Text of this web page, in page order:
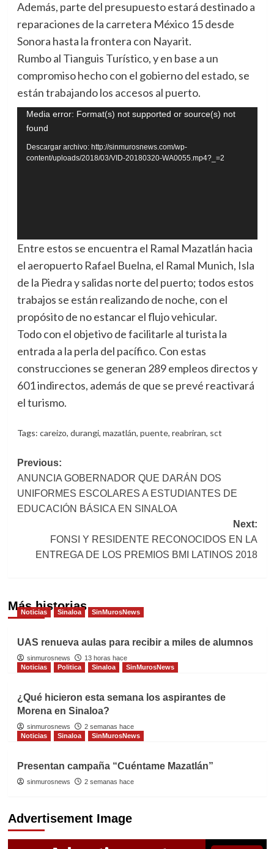
Además, parte del presupuesto estará destinado a
reparaciones de la carretera México 15 desde
Sonora hasta la frontera con Nayarit.
Rumbo al Tianguis Turístico, y en base a un
compromiso hecho con el gobierno del estado, se
están trabajando los accesos al puerto.
Reproductor
de
vídeo
Media error: Format(s) not supported or source(s) not
found
Descargar archivo: http://sinmurosnews.com/wp-
content/uploads/2018/03/VID-20180320-WA0055.mp4?_=2
Entre estos se encuentra el Ramal Mazatlán hacia
el aeropuerto Rafael Buelna, el Ramal Munich, Isla
de la Piedra y salidas norte del puerto; todos estos
trabajos se están realizando de noche, con el
propósito de no estancar el flujo vehicular.
Todo con el objetivo de facilitarle al turista la
entrada a la perla del pacífico. Con estas
construcciones se generan 289 empleos directos y
601 indirectos, además de que se prevé reactivará
el turismo.
Tags: careizo, durangi, mazatlán, puente, reabriran, sct
Post
navigation
Previous:
ANUNCIA GOBERNADOR QUE DARÁN DOS
UNIFORMES ESCOLARES A ESTUDIANTES DE
EDUCACIÓN BÁSICA EN SINALOA
Next:
FONSI Y RESIDENTE RECONOCIDOS EN LA
ENTREGA DE LOS PREMIOS BMI LATINOS 2018
Más historias
Noticias Sinaloa SinMurosNews
UAS renueva aulas para recibir a miles de alumnos
sinmurosnews
13 horas hace
Noticias
Politica Sinaloa SinMurosNews
¿Qué hicieron esta semana los aspirantes de
Morena en Sinaloa?
sinmurosnews
2 semanas hace
Noticias
Sinaloa SinMurosNews
Presentan campaña “Cuéntame Mazatlán”
sinmurosnews 2 semanas hace
Advertisement Image